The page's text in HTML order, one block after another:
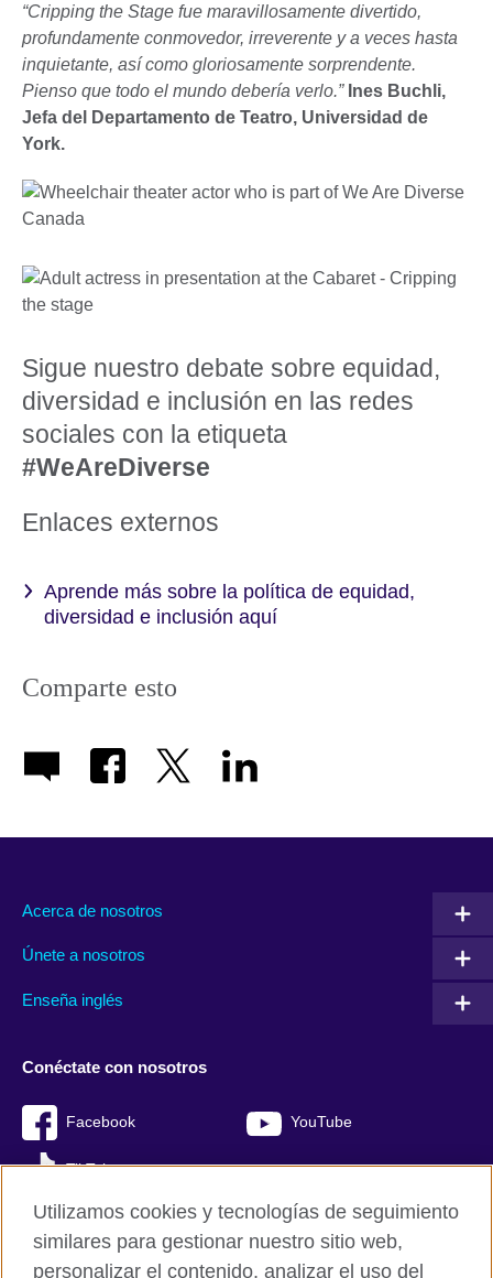
“Cripping the Stage fue maravillosamente divertido,
profundamente conmovedor, irreverente y a veces hasta
inquietante, así como gloriosamente sorprendente.
Pienso que todo el mundo debería verlo.” Ines Buchli,
Jefa del Departamento de Teatro, Universidad de
York.
Sigue nuestro debate sobre equidad,
diversidad e inclusión en las redes
sociales con la etiqueta
#WeAreDiverse
Enlaces externos
Aprende más sobre la política de equidad,
diversidad e inclusión aquí
Comparte esto
Acerca de nosotros
Únete a nosotros
Enseña inglés
Conéctate con nosotros
Facebook YouTube
TikTok
Utilizamos cookies y tecnologías de seguimiento
similares para gestionar nuestro sitio web,
personalizar el contenido, analizar el uso del